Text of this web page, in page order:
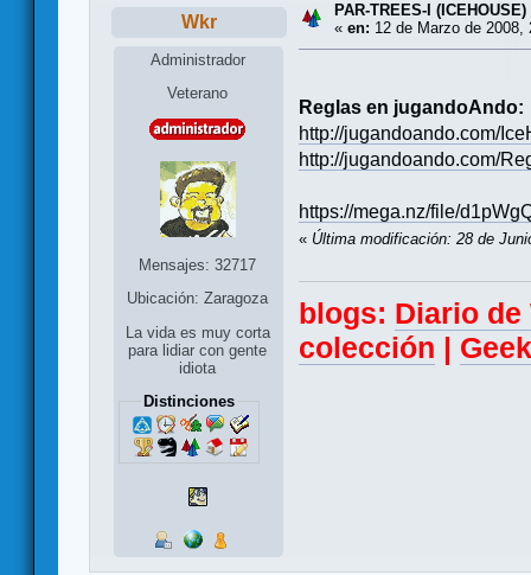
Wkr
Administrador
Veterano
Mensajes: 32717
Ubicación: Zaragoza
La vida es muy corta
para lidiar con gente
idiota
Distinciones
PAR-TREES-I (ICEHOUSE)
« en: 12 de Marzo de 2008,
Reglas en jugandoAndo:
http://jugandoando.com/
http://jugandoando.com/
https://mega.nz/file/
« Última modificación: 28 de
blogs: Diario
colección |